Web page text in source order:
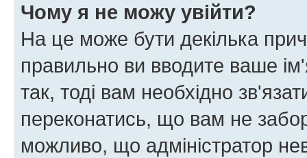
Чому я не можу увійти?
На це може бути декілька
правильно ви вводите ваше
так, тоді вам необхідно
переконатись, що вам не
можливо, що адміністратор